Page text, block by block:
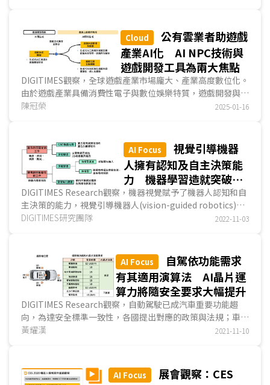
Cloud
公有雲業者助遊戲
產業AI化 AI NPC技術與
遊戲開發工具為兩大焦點
DIGITIMES觀察，全球遊戲產業市場龐大、產業高度數位化。
由於遊戲產業具備消費性電子與數位娛樂特質，遊戲開發與結
合生成式AI技術的潛力受到公有雲與遊戲業者重視。生成式AI
陳冠榮 2025-01-16
AI Focus
視覺引導機器
人擁有認知及自主決策能
力 機器學習造就突破性
應用
DIGITIMES Research觀察，機器視覺賦予了機器人認知和自
主決策的能力，視覺引導機器人(vision-guided robotics)成
為工業自動化的重要推手。而隨機容器內取料(rando...
DIGITIMES研究團隊 2022-11-03
AI Focus
自駕依功能需求
有其適用演算法 AI晶片運
算力將隨安全要求大幅提升
DIGITIMES Research觀察，自動駕駛已成汽車重要功能趨
向，為達安全標準一致性，各國提出對應的政策與法規；車廠
亦依據各項自動駕駛功能，搭配合適的演算法技術與AI...
黃耀漢 2021-11-10
AI Focus
展會觀察：CES